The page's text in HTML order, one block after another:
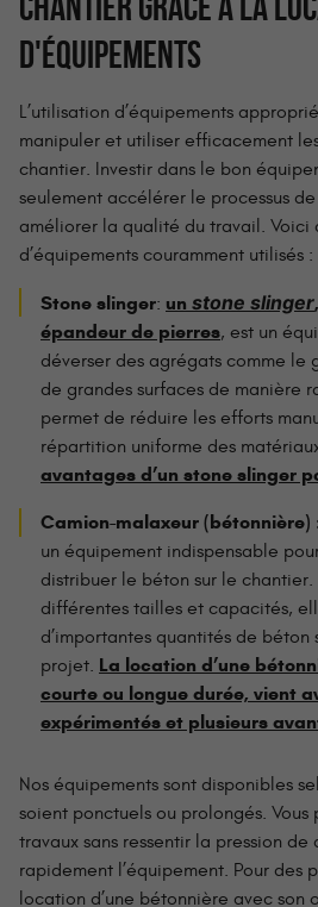
D'ÉQUIPEMENTS
L’utilisation d’équipements
manipuler et utiliser efficacement
chantier. Investir dans le bon
seulement accélérer le processus
améliorer la qualité du travail. Voici
d’équipements couramment utilisés :
Stone slinger: un stone slinger
épandeur de pierres, est un
déverser des agrégats comme le
de grandes surfaces de manière
permet de réduire les efforts
répartition uniforme des
avantages d’un stone slinger
Camion-malaxeur (bétonnière)
un équipement indispensable
distribuer le béton sur le chantier.
différentes tailles et capacités,
d’importantes quantités de béton
projet. La location d’une
courte ou longue durée, vient
expérimentés et plusieurs
Nos équipements sont disponibles
soient ponctuels ou prolongés. Vous
travaux sans ressentir la pression
rapidement l’équipement. Pour des
location d’une bétonnière avec son